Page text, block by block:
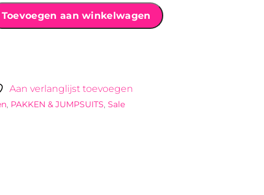
Toevoegen aan winkelwagen
Aan verlanglijst toevoegen
, PAKKEN & JUMPSUITS,Sale